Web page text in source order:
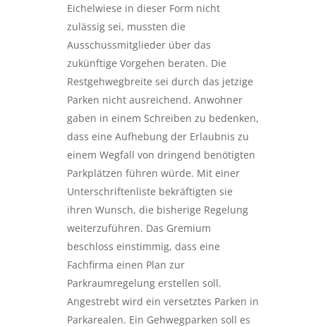
Eichelwiese in dieser Form nicht
zulässig sei, mussten die
Ausschussmitglieder über das
zukünftige Vorgehen beraten. Die
Restgehwegbreite sei durch das jetzige
Parken nicht ausreichend. Anwohner
gaben in einem Schreiben zu bedenken,
dass eine Aufhebung der Erlaubnis zu
einem Wegfall von dringend benötigten
Parkplätzen führen würde. Mit einer
Unterschriftenliste bekräftigten sie
ihren Wunsch, die bisherige Regelung
weiterzuführen. Das Gremium
beschloss einstimmig, dass eine
Fachfirma einen Plan zur
Parkraumregelung erstellen soll.
Angestrebt wird ein versetztes Parken in
Parkarealen. Ein Gehwegparken soll es